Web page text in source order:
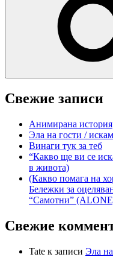
Свежие записи
Анимирана история
Эла на гости /
Винаги тук за теб
“Какво ще ви се
в живота)
(Какво помага на
Бележки за
“Самотни”
Свежие
Tate к записи Эла